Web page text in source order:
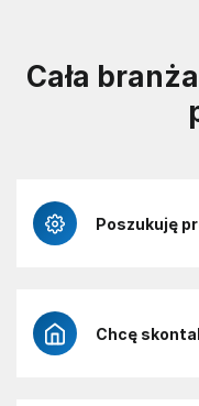
Cała
Poszukuję
Chcę